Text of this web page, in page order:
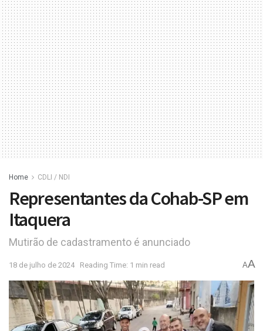
Home CDLI / NDI
Representantes da Cohab-SP em
Itaquera
Mutirão de cadastramento é anunciado
18 de julho de 2024 Reading Time: 1 min read AA